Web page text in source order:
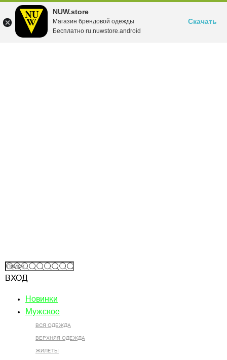
NUW.store
Магазин брендовой одежды
Бесплатно ru.nuwstore.android
Скачать
ВХОД
Новинки
Мужское
ВСЯ ОДЕЖДА
ВЕРХНЯЯ ОДЕЖДА
ЖИЛЕТЫ